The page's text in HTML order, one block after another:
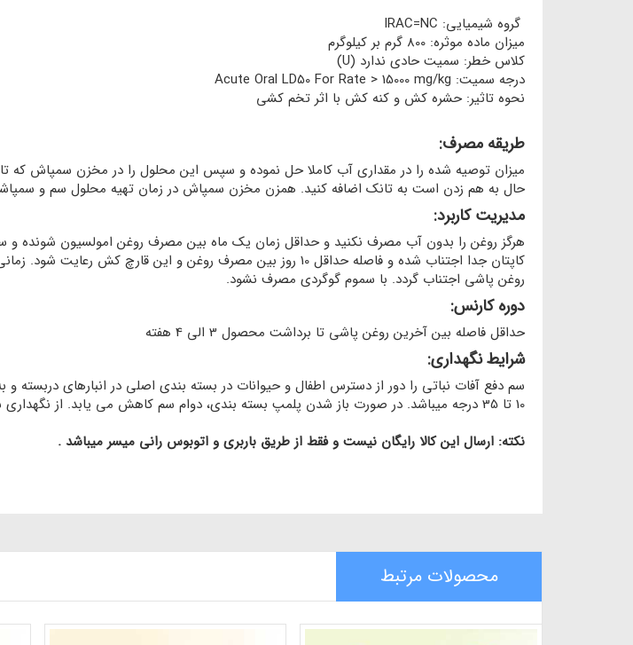
گروه شیمیایی: IRAC=NC
میزان ماده موثره: 800 گرم بر کیلوگرم
کلاس خطر: سمیت حادی ندارد (U)
درجه سمیت: Acute Oral LD50 For Rate > 15000 mg/kg
نحوه تاثیر: حشره کش و کنه کش با اثر تخم کشی
طریقه مصرف:
میزان توصیه شده را در مقداری آب کاملا حل نموده و سپس این محلول را در مخزن سمپاش که
حال به هم زدن است به تانک اضافه کنید. همزن مخزن سمپاش در زمان تهیه محلول سم و
مدیریت کاربرد:
هرگز روغن را بدون آب مصرف نکنید و حداقل زمان یک ماه بین مصرف روغن امولسیون شونده و
روغن پاشی اجتناب گردد. با سموم گوگردی مصرف نشود.
دوره کارنس:
حداقل فاصله بین آخرین روغن پاشی تا برداشت محصول 3 الی 4 هفته
شرایط نگهداری:
سم دفع آفات نباتی را دور از دسترس اطفال و حیوانات در بسته بندی اصلی در انبارهای دربسته
10 تا 35 درجه میباشد. در صورت باز شدن پلمپ بسته بندی، دوام سم کاهش می یابد. از نگهداری سم در محلول آبی خودداری کنید.
نکته: ارسال این کالا رایگان نیست و فقط از طریق باربری و اتوبوس رانی میسر میباشد .
محصولات مرتبط